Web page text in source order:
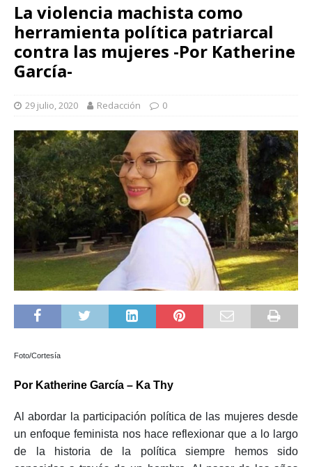
La violencia machista como
herramienta política patriarcal
contra las mujeres -Por Katherine
García-
29 julio, 2020 Redacción 0
Foto/Cortesía
Por Katherine García – Ka Thy
Al abordar la participación política de las mujeres desde
un enfoque feminista nos hace reflexionar que a lo largo
de la historia de la política siempre hemos sido